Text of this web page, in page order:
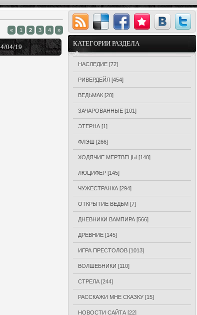
« 1 2 3 4 »
04/19 КАТЕГОРИИ РАЗДЕЛА
НАСЛЕДИЕ [72]
РИВЕРДЕЙЛ [454]
ВЕДЬМАК [20]
ЗАЧАРОВАННЫЕ [101]
ЭТЕРНА [1]
ФЛЭШ [266]
ХОДЯЧИЕ МЕРТВЕЦЫ [140]
ЛЮЦИФЕР [145]
ЧУЖЕСТРАНКА [294]
ОТКРЫТИЕ ВЕДЬМ [7]
ДНЕВНИКИ ВАМПИРА [566]
ДРЕВНИЕ [145]
ИГРА ПРЕСТОЛОВ [1013]
ВОЛШЕБНИКИ [110]
СТРЕЛА [244]
РАССКАЖИ МНЕ СКАЗКУ [15]
НОВОСТИ САЙТА [22]